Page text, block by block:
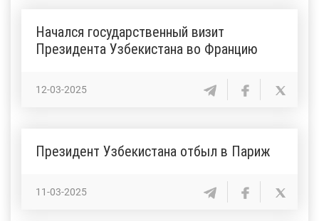
Начался государственный визит
Президента Узбекистана во Францию
12-03-2025
Президент Узбекистана отбыл в Париж
11-03-2025